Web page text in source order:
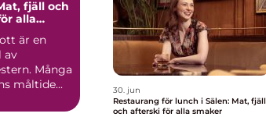
fjäll och
alla
är en
av
Många
måltide...
30. jun
Restaurang för lunch i Sälen: Mat, fjäll
och afterski för alla smaker